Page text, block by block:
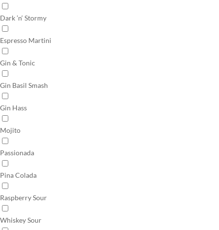
Dark ’n‘ Stormy
Espresso Martini
Gin & Tonic
Gin Basil Smash
Gin Hass
Mojito
Passionada
Pina Colada
Raspberry Sour
Whiskey Sour